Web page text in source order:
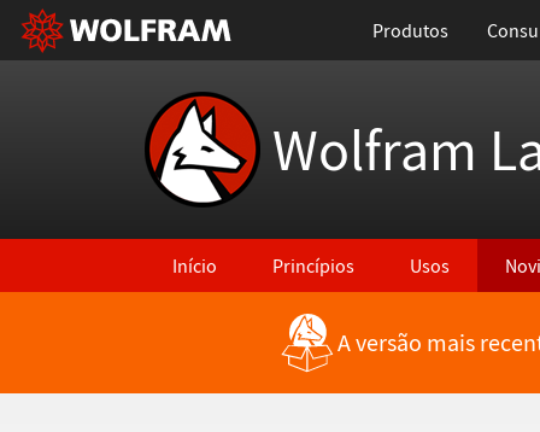
Produtos
Wolfram
Início Princípios Usos
A versão mais